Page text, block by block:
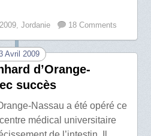
,Jordanie 18 Comments
Avril 2009
d’Orange-
succès
Nassau a été opéré ce
médical universitaire